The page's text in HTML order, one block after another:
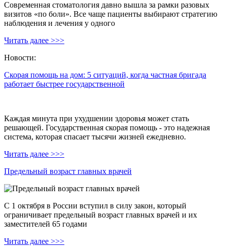
Современная стоматология давно вышла за рамки разовых
визитов «по боли». Все чаще пациенты выбирают стратегию
наблюдения и лечения у одного
Читать далее >>>
Новости:
Скорая помощь на дом: 5 ситуаций, когда частная бригада
работает быстрее государственной
Каждая минута при ухудшении здоровья может стать
решающей. Государственная скорая помощь - это надежная
система, которая спасает тысячи жизней ежедневно.
Читать далее >>>
Предельный возраст главных врачей
С 1 октября в России вступил в силу закон, который
ограничивает предельный возраст главных врачей и их
заместителей 65 годами
Читать далее >>>